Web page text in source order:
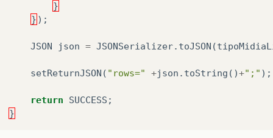
}
} );
JSON json = JSONSerializer. toJSON (
setReturnJSON ( "rows=" +json . toString ()+";" );
return SUCCESS ;
}